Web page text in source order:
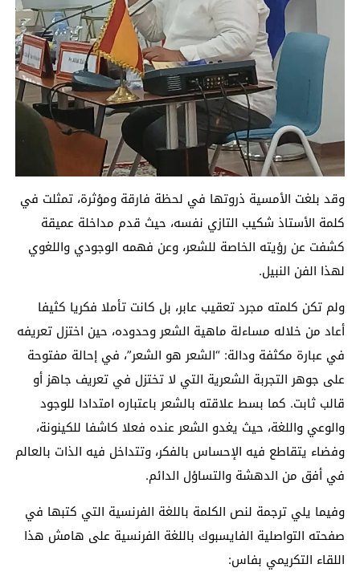
وقد بلغت الأمسية ذروتها في لحظة فارقة ومؤثرة، تمثلت في
كلمة الأستاذ شكيب التازي نفسه، حيث قدم مداخلة عميقة
كشفت عن رؤيته الخاصة للشعر، وعن فهمه الوجودي واللغوي
لهذا الفن النبيل.
ولم تكن كلمته مجرد تعقيب عابر، بل كانت تأملا فكريا كثيفا
أعاد من خلاله مساءلة ماهية الشعر وحدوده، حين اختزل تعريفه
في عبارة مكثفة ودالة: “الشعر هو الشعر”، في إحالة مفتوحة
على جوهر التجربة الشعرية التي لا تختزل في تعريف جاهز أو
قالب ثابت. كما بسط علاقته بالشعر باعتباره امتدادا للوجود
والوعي واللغة، حيث يغدو الشعر عنده فعلا كاشفا للكينونة،
وفضاء يتقاطع فيه الإحساس بالفكر، وتتداخل فيه الذات بالعالم
في أفق من الدهشة والتساؤل الدائم.
وفيما يلي ترجمة لنص الكلمة باللغة الفرنسية التي كتبها في
صفحته التواصلية الفايسبوك باللغة الفرنسية على هامش هذا
اللقاء التكريمي بفاس: